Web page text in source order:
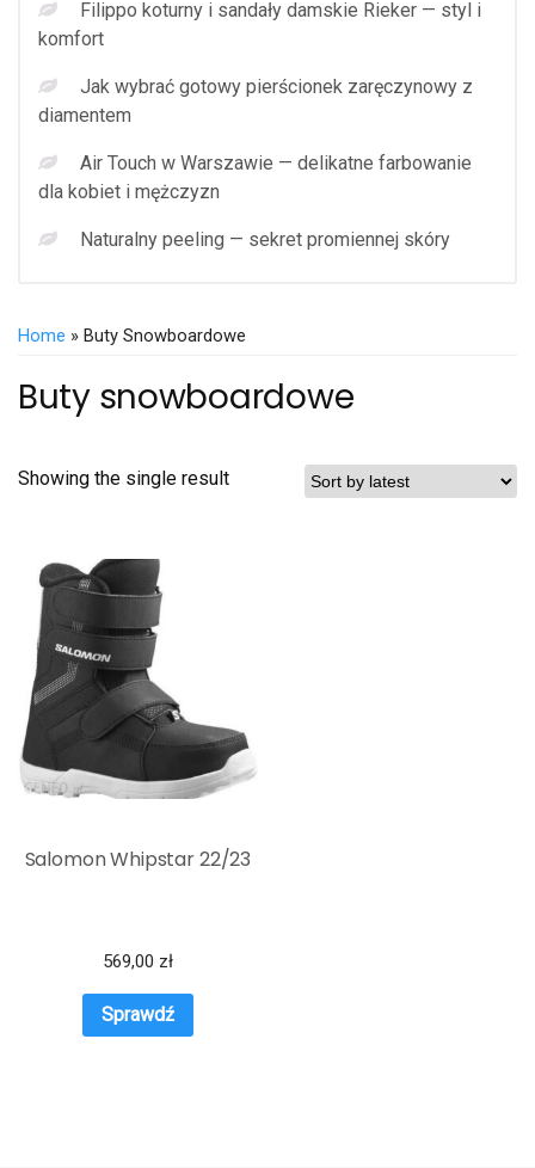
Filippo koturny i sandały damskie Rieker — styl i
komfort
Jak wybrać gotowy pierścionek zaręczynowy z
diamentem
Air Touch w Warszawie — delikatne farbowanie
dla kobiet i mężczyzn
Naturalny peeling — sekret promiennej skóry
Home » Buty Snowboardowe
Buty snowboardowe
Showing the single result
Salomon Whipstar 22/23
569,00 zł
Sprawdź